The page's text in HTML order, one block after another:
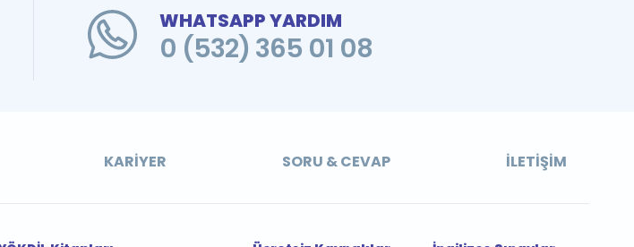
WHATSAPP YARDIM
0 (532) 365 01 08
KARIYER SORU & CEVAP İLETIŞIM